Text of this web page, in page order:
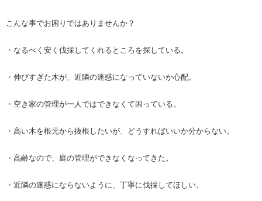
こんな事でお困りではありませんか？
・なるべく安く伐採してくれるところを探している。
・伸びすぎた木が、近隣の迷惑になっていないか心配。
・空き家の管理が一人ではできなくて困っている。
・高い木を根元から抜根したいが、どうすればいいか分からない。
・高齢なので、庭の管理ができなくなってきた。
・近隣の迷惑にならないように、丁寧に伐採してほしい。